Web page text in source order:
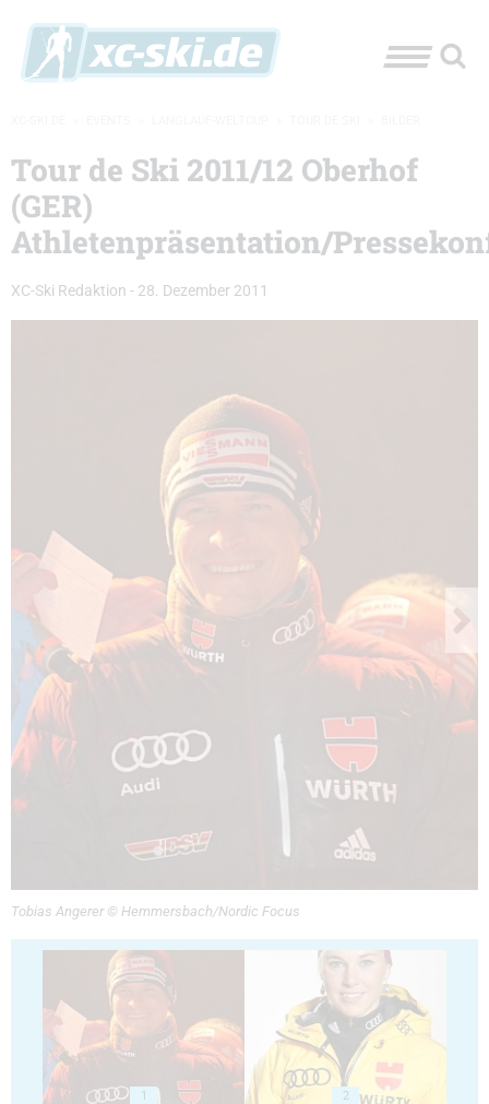
Tour de Ski 2011/12 Oberhof
(GER)
Athletenpräsentation/
XC-Ski Redaktion - 28. Dezember 2011
Tobias Angerer © Hemmersbach/Nordic Focus
1 2